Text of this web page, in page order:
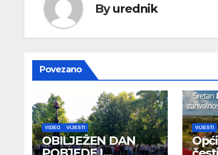
Byurednik
Povezano
VIDEO VIJESTI
OBILJEŽEN DAN
VIJESTI